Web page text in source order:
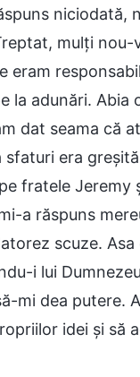
niciodată,
mulți nou-
eram
la adunări. Abia
dat seama că
sfaturi era
fratele Jeremy
a răspuns
scuze. Asa
i lui
mi dea putere.
idei și să